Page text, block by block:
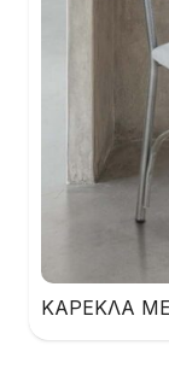
ΚΑΡΕΚΛΑ